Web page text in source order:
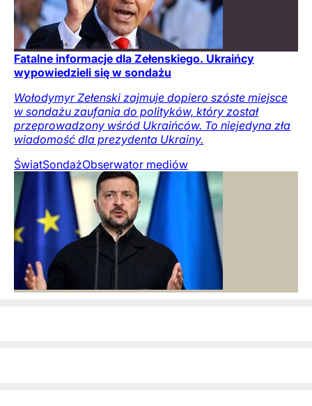
Fatalne informacje dla Zełenskiego. Ukraińcy
wypowiedzieli się w sondażu
Wołodymyr Zełenski zajmuje dopiero szóste miejsce
w sondażu zaufania do polityków, który został
przeprowadzony wśród Ukraińców. To niejedyna zła
wiadomość dla prezydenta Ukrainy.
ŚwiatSondażObserwator mediów